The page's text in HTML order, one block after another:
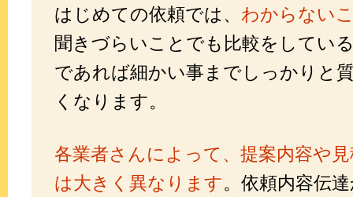
はじめての依頼では、 わからない
聞きづらいことでも比較をしてい
であれば細かい事までしっかりと
くなります。
各業者さんによって、提案内容や
は大きく異なります。依頼内容伝